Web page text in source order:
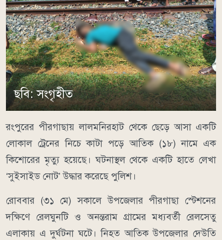
ছবি: সংগৃহীত
রংপুরের পীরগাছায় লালমনিরহাট থেকে ছেড়ে আসা একটি
লোকাল ট্রেনের নিচে কাটা পড়ে আতিক (১৮) নামে এক
কিশোরের মৃত্যু হয়েছে। ঘটনাস্থল থেকে একটি হাতে লেখা
‘সুইসাইড নোট’ উদ্ধার করেছে পুলিশ।
রোববার (৩১ মে) সকালে উপজেলার পীরগাছা স্টেশনের
দক্ষিণে রেলঘুনটি ও অনন্তরাম গ্রামের মধ্যবর্তী রেলসেতু
এলাকায় এ দুর্ঘটনা ঘটে। নিহত আতিক উপজেলার দেউতি